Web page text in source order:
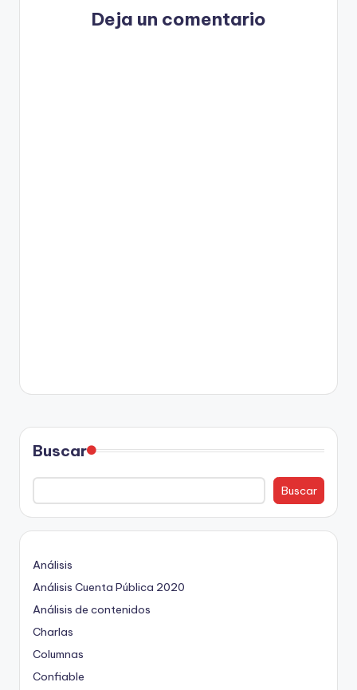
Deja un comentario
Buscar
Buscar
Análisis
Análisis Cuenta Pública 2020
Análisis de contenidos
Charlas
Columnas
Confiable